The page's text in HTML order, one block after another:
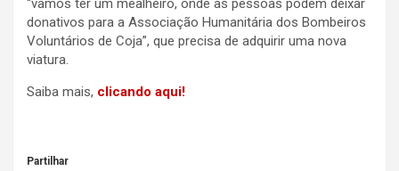
“vamos ter um mealheiro, onde as pessoas podem deixar
donativos para a Associação Humanitária dos Bombeiros
Voluntários de Coja”, que precisa de adquirir uma nova
viatura.
Saiba mais, clicando aqui!
Partilhar